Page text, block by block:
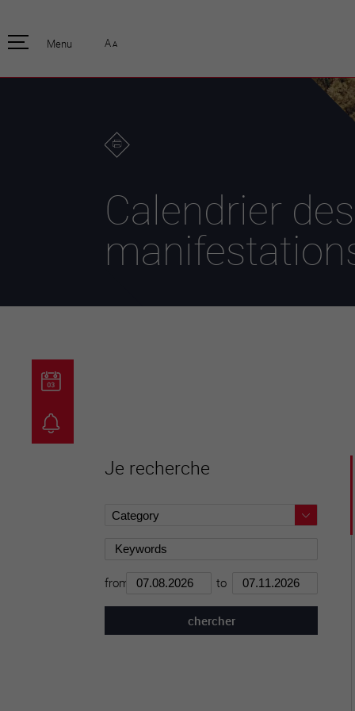
Enfants et écoliers
Formation
environnement
Informations parcelles
Guichet virtuel
Annuaire communal
Emplois
Organisation
communale
Programme de
législature
Stratégies
Jumelage
Menu A A
Calendrier des
Je recherche
from to